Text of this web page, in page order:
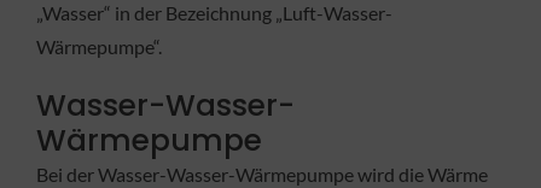
„Wasser“ in der Bezeichnung „Luft-Wasser-
Wärmepumpe“.
Wasser-Wasser-
Wärmepumpe
Bei der Wasser-Wasser-Wärmepumpe wird die Wärme